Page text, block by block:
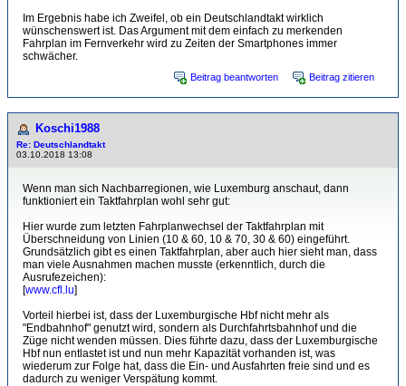
Im Ergebnis habe ich Zweifel, ob ein Deutschlandtakt wirklich
wünschenswert ist. Das Argument mit dem einfach zu merkenden
Fahrplan im Fernverkehr wird zu Zeiten der Smartphones immer
schwächer.
Beitrag beantworten Beitrag zitieren
Koschi1988
Re: Deutschlandtakt
03.10.2018 13:08
Wenn man sich Nachbarregionen, wie Luxemburg anschaut, dann
funktioniert ein Taktfahrplan wohl sehr gut:
Hier wurde zum letzten Fahrplanwechsel der Taktfahrplan mit
Überschneidung von Linien (10 & 60, 10 & 70, 30 & 60) eingeführt.
Grundsätzlich gibt es einen Taktfahrplan, aber auch hier sieht man, dass
man viele Ausnahmen machen musste (erkenntlich, durch die
Ausrufezeichen):
[www.cfl.lu]
Vorteil hierbei ist, dass der Luxemburgische Hbf nicht mehr als
"Endbahnhof" genutzt wird, sondern als Durchfahrtsbahnhof und die
Züge nicht wenden müssen. Dies führte dazu, dass der Luxemburgische
Hbf nun entlastet ist und nun mehr Kapazität vorhanden ist, was
wiederum zur Folge hat, dass die Ein- und Ausfahrten freie sind und es
dadurch zu weniger Verspätung kommt.